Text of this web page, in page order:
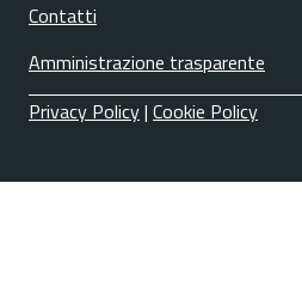
Contatti
Amministrazione trasparente
Privacy Policy| Cookie Policy